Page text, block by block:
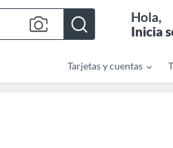
Hola,
Inicia
Tarjetas y cuentas